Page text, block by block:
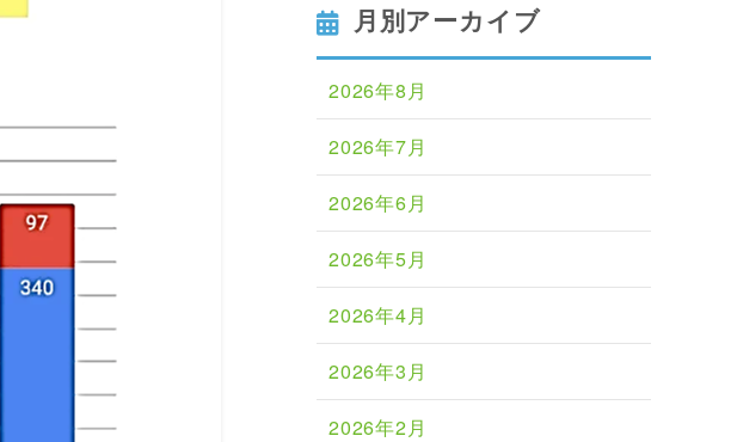
月別アーカイブ
2026年8月
2026年7月
2026年6月
2026年5月
2026年4月
2026年3月
2026年2月